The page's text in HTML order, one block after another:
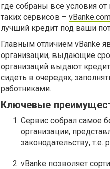
где собраны все условия
таких сервисов –
лучший кредит под ваши
Главным отличием vBanke
организации, выдающие
организаций выдают
сидеть в очередях,
работниками.
Ключевые
Сервис собрал самое
организации,
законодательству, т.е.
vBanke позволяет